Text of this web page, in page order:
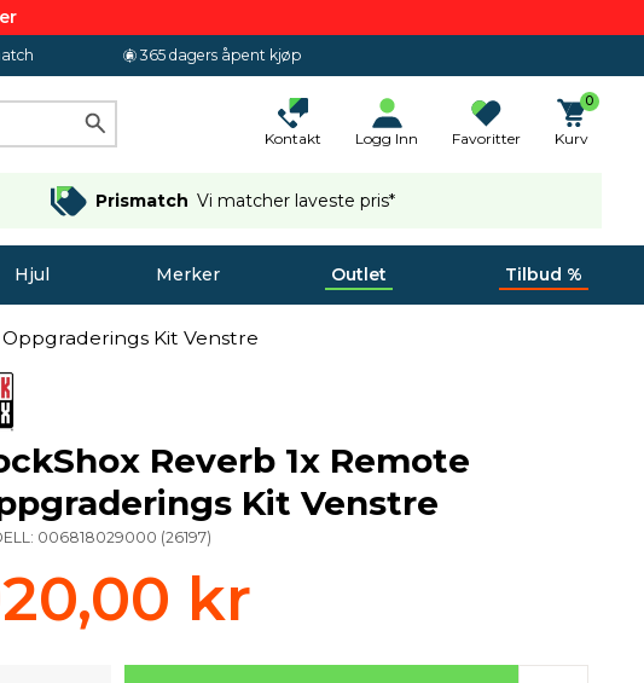
365 dagers åpent kjøp
Kontakt Logg Inn Favoritter
0
Kurv
Prismatch Vi matcher laveste pris*
Hjul Merker Outlet Tilbud %
Kit Venstre
Reverb 1x Remote
Kit Venstre
006818029000 (26197)
kr